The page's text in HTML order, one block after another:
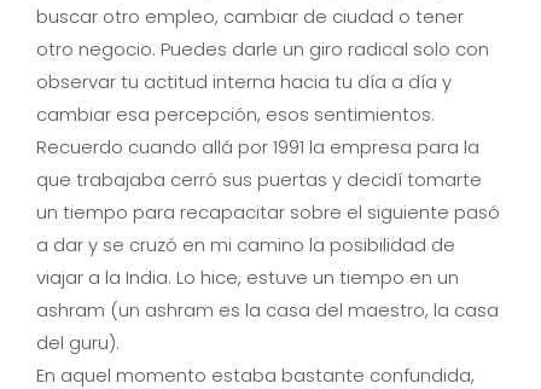
buscar otro empleo, cambiar de ciudad o tener
otro negocio. Puedes darle un giro radical solo con
observar tu actitud interna hacia tu día a día y
cambiar esa percepción, esos sentimientos.
Recuerdo cuando allá por 1991 la empresa para la
que trabajaba cerró sus puertas y decidí tomarte
un tiempo para recapacitar sobre el siguiente pasó
a dar y se cruzó en mi camino la posibilidad de
viajar a la India. Lo hice, estuve un tiempo en un
ashram (un ashram es la casa del maestro, la casa
del guru).
En aquel momento estaba bastante confundida,